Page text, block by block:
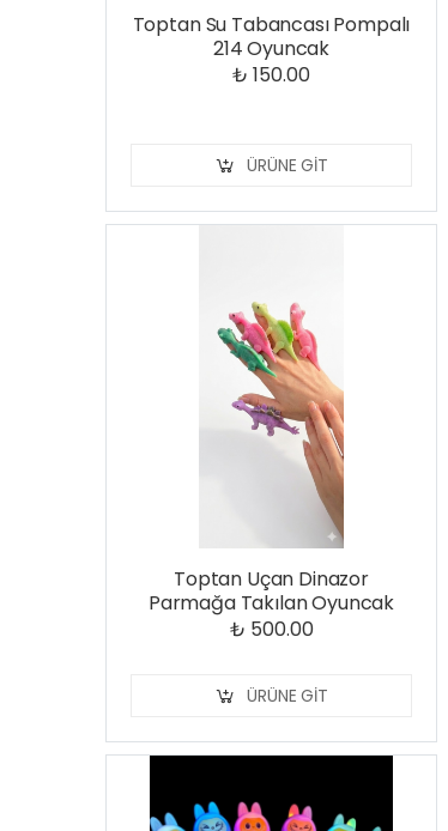
Toptan Su Tabancası Pompalı
214 Oyuncak
₺ 150.00
ÜRÜNE GIT
Toptan Uçan Dinazor
Parmağa Takılan Oyuncak
₺ 500.00
ÜRÜNE GIT